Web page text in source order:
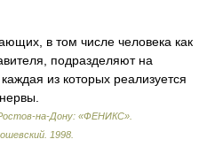
в том числе человека как
подразделяют на
из которых реализуется
на-Дону: «ФЕНИКС»
1998